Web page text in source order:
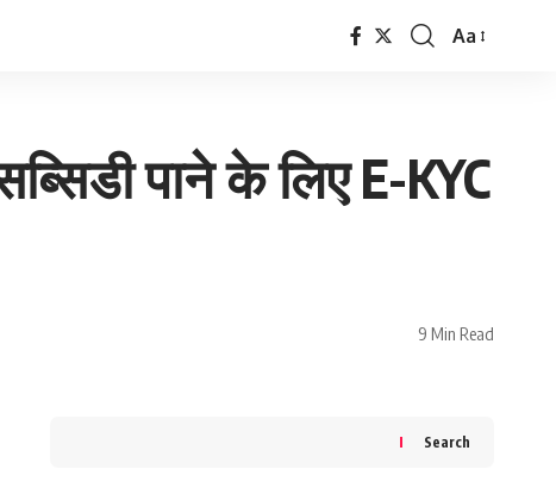
Font
Aa
पाने के लिए E-KYC
9 Min Read
Search